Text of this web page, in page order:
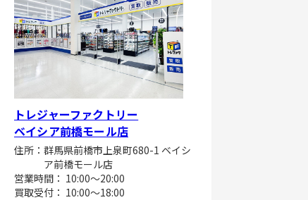
トレジャーファクトリー
ベイシア前橋モール店
住所：群馬県前橋市上泉町680-1 ベイシ
ア前橋モール店
営業時間： 10:00～20:00
買取受付： 10:00～18:00